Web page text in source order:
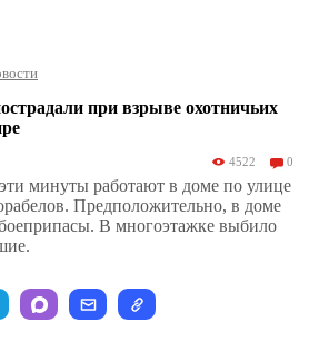
при взрыве охотничьих
4522 0
минуты работают в доме по улице
Предположительно, в доме
В многоэтажке выбило